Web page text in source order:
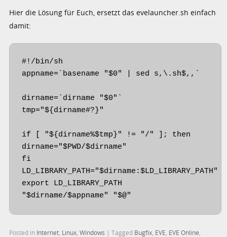
Hier die Lösung für Euch, ersetzt das evelauncher.sh einfach
damit:
#!/bin/sh
appname=`basename "$0" | sed s,\.sh$,,`
dirname=`dirname "$0"`
tmp="${dirname#?}"
if [ "${dirname%$tmp}" != "/" ]; then
dirname="$PWD/$dirname"
fi
LD_LIBRARY_PATH="$dirname:$LD_LIBRARY_PATH"
export LD_LIBRARY_PATH
"$dirname/$appname" "$@"
Posted in Internet Linux ,Windows |Tagged Bugfix EVE EVE Online